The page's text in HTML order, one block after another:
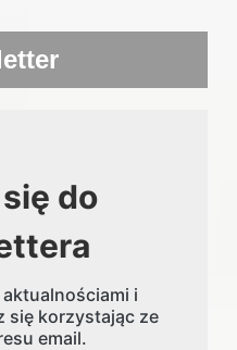
do
i
się korzystając ze
email.